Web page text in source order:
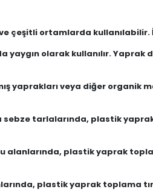
ortamlarda kullanılabilir.
yaygın olarak kullanılır.
yaprakları veya diğer
sebze tarlalarında, plastik
alanlarında, plastik yaprak
plastik yaprak toplama